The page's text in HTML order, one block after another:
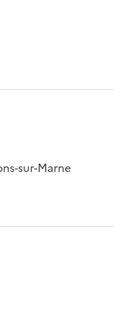
sur-Marne